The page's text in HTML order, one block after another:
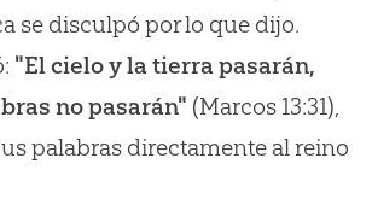
se disculpó por lo que dijo.
"El cielo y la tierra pasarán,
no pasarán" (Marcos 13:31),
palabras directamente al reino